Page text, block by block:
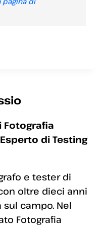
Fotografia
di Testing
e tester di
oltre dieci anni
campo. Nel
Fotografia